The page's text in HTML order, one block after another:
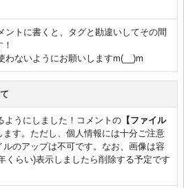
トに書くと、タグと勘違いしてその間
ないようにお願いしますm(__)m
ようにしました！コメントの【ファイル
す。ただし、個人情報には十分ご注意
ルのアップは不可です。なお、画像は容
くらい)表示しましたら削除する予定です